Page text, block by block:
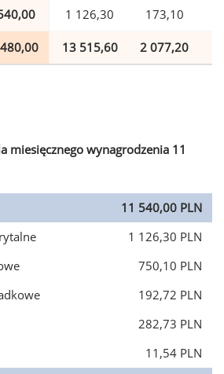
1 126,30 173,10
13 515,60 2 077,20
miesięcznego wynagrodzenia 11
11 540,00 PLN
1 126,30 PLN
750,10 PLN
192,72 PLN
282,73 PLN
11,54 PLN